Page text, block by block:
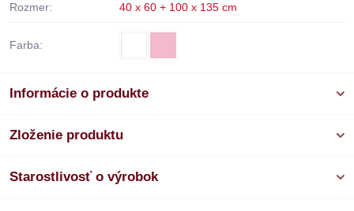
Rozmer: 40 x 60 + 100 x 135 cm
Farba:
Informácie o produkte
Zloženie produktu
Starostlivosť o výrobok